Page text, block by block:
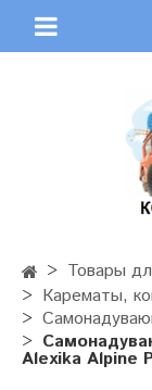
Товары
Карематы,
Alexika Alpine